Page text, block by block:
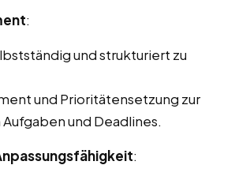
:
und strukturiert zu
und Prioritätensetzung zur
und Deadlines.
: